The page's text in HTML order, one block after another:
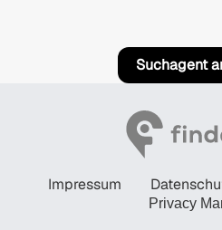
Suchagent
Impressum
Privacy